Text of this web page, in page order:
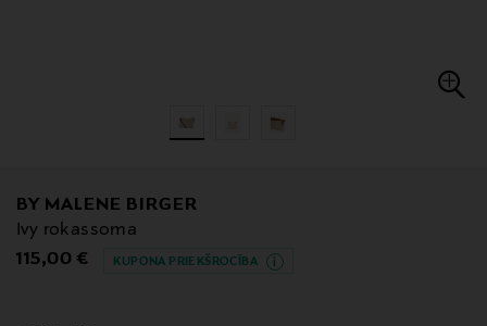
BY MALENE BIRGER
Ivy rokassoma
Original Price
115,00 € KUPONA PRIEKŠROCĪBA